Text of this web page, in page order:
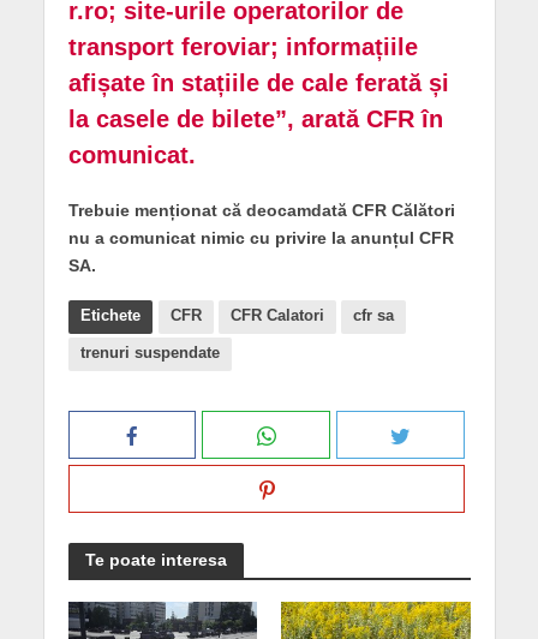
r.ro; site-urile operatorilor de
transport feroviar; informațiile
afișate în stațiile de cale ferată și
la casele de bilete”, arată CFR în
comunicat.
Trebuie menționat că deocamdată CFR Călători
nu a comunicat nimic cu privire la anunțul CFR
SA.
Etichete CFR CFR Calatori cfr sa
trenuri suspendate
Te poate interesa